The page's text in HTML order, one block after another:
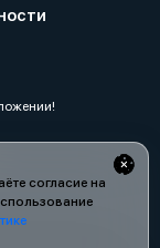
согласие на